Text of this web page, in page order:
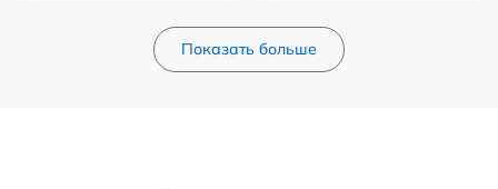
Показать больше